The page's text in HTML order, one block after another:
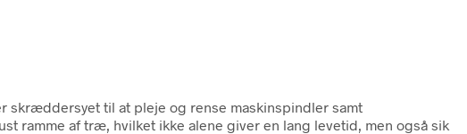
skræddersyet til at pleje og rense maskinspindler samt
ramme af træ, hvilket ikke alene giver en lang levetid, men også sik